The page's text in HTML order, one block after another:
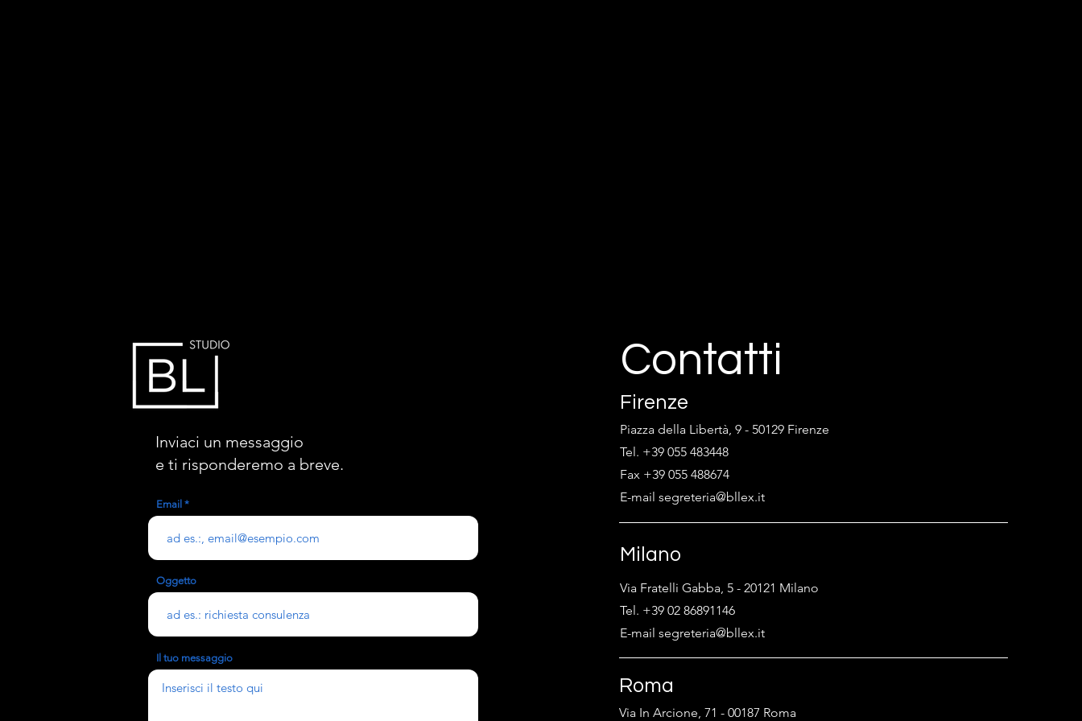
Contatti
Firenze
Piazza della Libertà, 9 - 50129 Firenze
Tel. +39 055 483448
Fax +39 055 488674
E-mail segreteria@bllex.it
Milano
Via Fratelli Gabba, 5 - 20121 Milano
Tel. +39 02 86891146
E-mail segreteria@bllex.it
Roma
Via In Arcione, 71 - 00187 Roma
Inviaci un messaggio
e ti risponderemo a breve.
Email
Oggetto
Il tuo messaggio